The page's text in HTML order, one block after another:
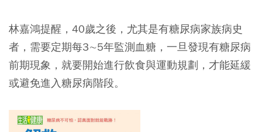
林嘉鴻提醒，40歲之後，尤其是有糖尿病家族病史
者，需要定期每3∼5年監測血糖，一旦發現有糖尿病
前期現象，就要開始進行飲食與運動規劃，才能延緩
或避免進入糖尿病階段。